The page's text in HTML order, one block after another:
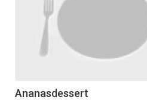
Ananasdessert